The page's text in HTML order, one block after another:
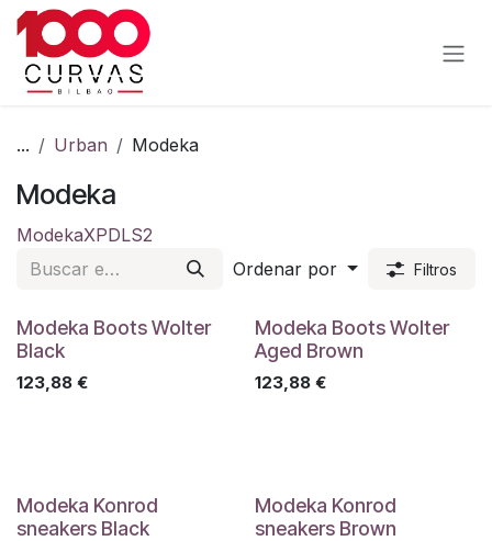
Ir al contenido
... Urban Modeka
Modeka
ModekaXPDLS2
Ordenar por
Filtros
Modeka Boots Wolter
Black
123,88 €
Modeka Boots Wolter
Aged Brown
123,88€
Modeka Konrod
sneakers Black
Modeka Konrod
sneakers Brown